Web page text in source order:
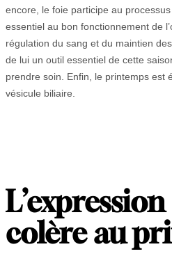
encore, le foie participe au
essentiel au bon fonctionnement de
régulation du sang et du maintien
de lui un outil essentiel de cette
prendre soin. Enfin, le printemps est
vésicule biliaire.
L’
colère au